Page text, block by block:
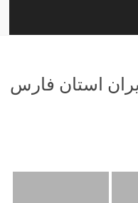
استان فارس